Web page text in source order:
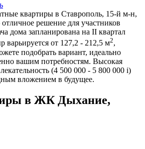
квартиры в Ставрополь, 15-й м-н,
решение для участников
дома запланирована на II квартал
варьируется от 127,2 - 212,5 м2,
подобрать вариант, идеально
вашим потребностям. Высокая
(4 500 000 - 5 800 000 i)
вложением в будущее.
в ЖК Дыхание,